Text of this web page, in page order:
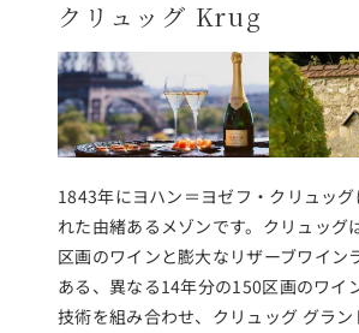
クリュッグ Krug
1843年にヨハン＝ヨゼフ・クリュッグ
れた由緒あるメゾンです。クリュッグ
区画のワインと膨大なリザーブワイン
ある、異なる14年分の150区画のワイ
技術を組み合わせ、クリュッグ グラ